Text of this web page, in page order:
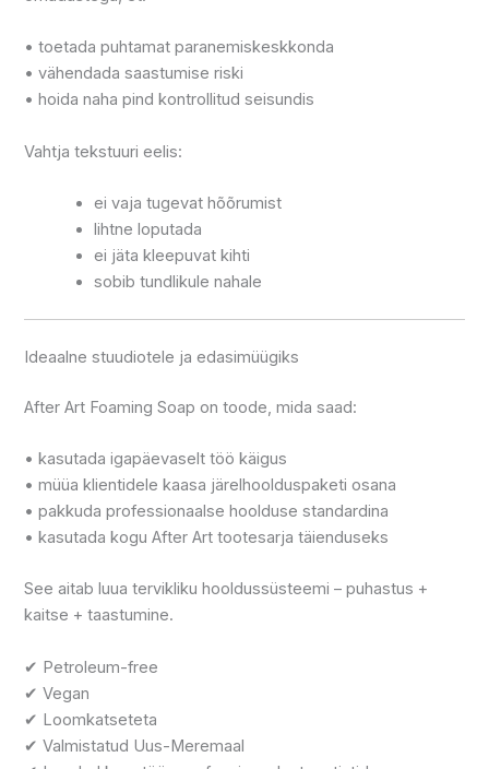
• toetada puhtamat paranemiskeskkonda
• vähendada saastumise riski
• hoida naha pind kontrollitud seisundis
Vahtja tekstuuri eelis:
ei vaja tugevat hõõrumist
lihtne loputada
ei jäta kleepuvat kihti
sobib tundlikule nahale
Ideaalne stuudiotele ja edasimüügiks
After Art Foaming Soap on toode, mida saad:
• kasutada igapäevaselt töö käigus
• müüa klientidele kaasa järelhoolduspaketi osana
• pakkuda professionaalse hoolduse standardina
• kasutada kogu After Art tootesarja täienduseks
See aitab luua tervikliku hooldussüsteemi – puhastus +
kaitse + taastumine.
✔ Petroleum-free
✔ Vegan
✔ Loomkatseteta
✔ Valmistatud Uus-Meremaal